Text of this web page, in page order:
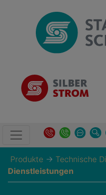
Produkte → Technische
Dienstleistungen